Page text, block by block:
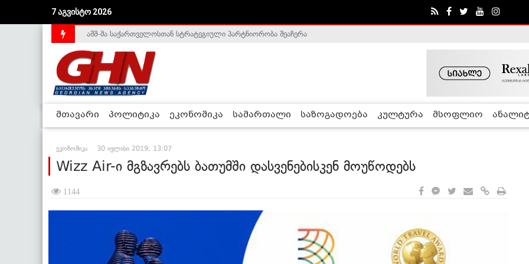
7 აგვისტო 2026
საქართველოს დე-ფაქტო მთავრობა არალეგიტიმურია - ჰელსინკის კომისია
აშშ-მა საქართველოსთან სტრატეგიული პარტნიორობა შეაჩერა
მთავარი პოლიტიკა ეკონომიკა სამართალი საზოგადოება კულტურა მსოფლიო
ეკონომიკა 30 ივლისი 2019, 13:07
Wizz Air-ი მგზავრებს ბათუმში დასვენებისკენ მოუწოდებს
1144